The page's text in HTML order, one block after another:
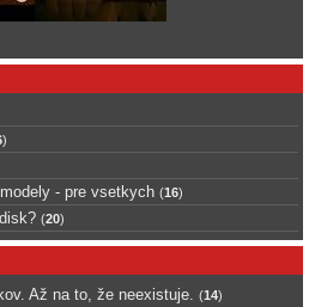
)
- pre vsetkych (16)
(20)
Až na to, že neexistuje. (14)